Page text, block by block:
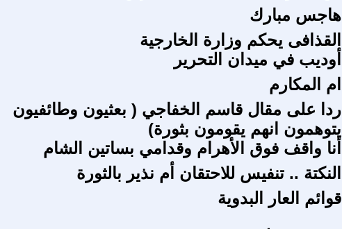
هاجس مبارك
القذافى يحكم وزارة الخارجية
أوديب في ميدان التحرير
ام المكارم
ردا على مقال قاسم الخفاجي ( بعثيون وطائفيون
يتوهمون انهم يقومون بثورة)
أنا واقف فوق الأهرام وقدامي بساتين الشام
النكتة .. تنفيس للاحتقان أم نذير بالثورة
قوائم العار البدوية